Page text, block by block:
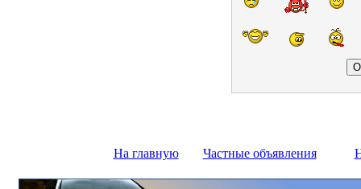
На главную Частные объявления